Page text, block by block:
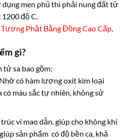
men phủ thì phải nung đất tử
độ C.
Phật Bằng Đồng Cao Cấp,
gì?
tử sa bao gồm:
có hàm lượng oxit kim loại
màu sắc tự nhiên, không sử
vi mao dẫn, giúp cho không khí
sản phẩm có độ bền ca, khả